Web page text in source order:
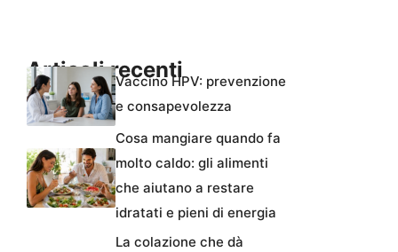
Articoli recentiVaccino HPV: prevenzione
e consapevolezza
Cosa mangiare quando fa
molto caldo: gli alimenti
che aiutano a restare
idratati e pieni di energia
La colazione che dà